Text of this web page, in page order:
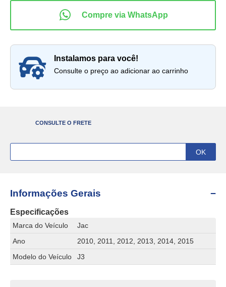
instalamos para você!
Consulte o preço ao adicionar ao carrinho
CONSULTE O FRETE
Informações Gerais
Especificações
Marca do Veículo
Jac
Ano
2010, 2011, 2012, 2013, 2014, 2015
Modelo do Veículo
J3